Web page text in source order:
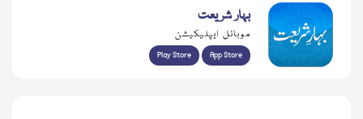
بہار شریعت
موبائل ایپلیکیشن
Play Store App Store